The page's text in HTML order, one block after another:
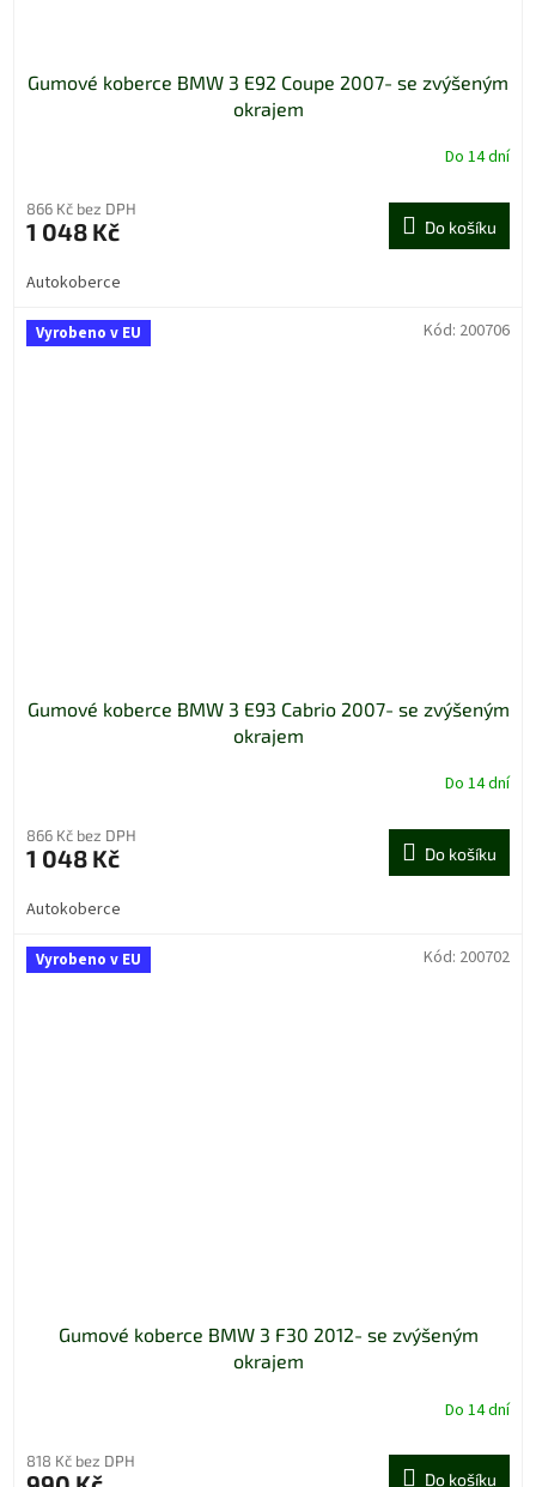
Gumové koberce BMW 3 E92 Coupe 2007- se zvýšeným
okrajem
Do 14 dní
866 Kč bez DPH
1 048 Kč Do košíku
Autokoberce
Vyrobeno v EU
Gumové koberce BMW 3 E93 Cabrio 2007- se zvýšeným
okrajem
Do 14 dní
866 Kč bez DPH
1 048 Kč Do košíku
Autokoberce
Kód: 200706
Vyrobeno v EU
Gumové koberce BMW 3 F30 2012- se zvýšeným
okrajem
Do 14 dní
818 Kč bez DPH
Do košíku
Kód: 200702